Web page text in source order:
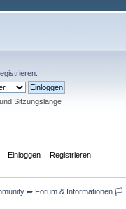
Sitzungslänge
Einloggen Registrieren
➦ Forum & Informationen